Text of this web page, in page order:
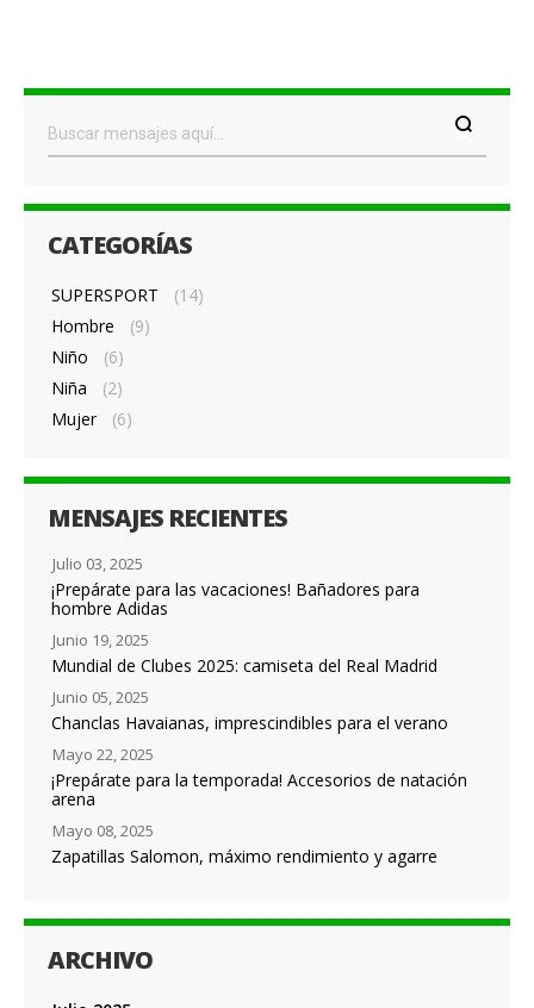
CATEGORÍAS
SUPERSPORT
(14)
Hombre
(9)
Niño
(6)
Niña
(2)
Mujer
(6)
MENSAJES RECIENTES
Julio 03, 2025
¡Prepárate para las vacaciones! Bañadores para
hombre Adidas
Junio 19, 2025
Mundial de Clubes 2025: camiseta del Real Madrid
Junio 05, 2025
Chanclas Havaianas, imprescindibles para el verano
Mayo 22, 2025
¡Prepárate para la temporada! Accesorios de natación
arena
Mayo 08, 2025
Zapatillas Salomon, máximo rendimiento y agarre
ARCHIVO